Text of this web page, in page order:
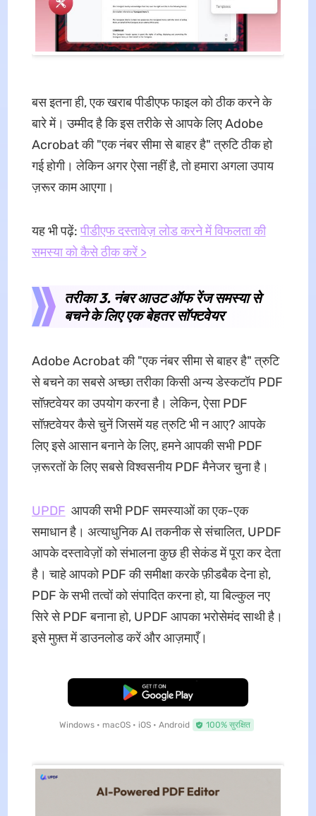
बस इतना ही, एक खराब पीडीएफ फाइल को ठीक करने के
बारे में। उम्मीद है कि इस तरीके से आपके लिए Adobe
Acrobat की "एक नंबर सीमा से बाहर है" त्रुटि ठीक हो
गई होगी। लेकिन अगर ऐसा नहीं है, तो हमारा अगला उपाय
ज़रूर काम आएगा।
यह भी पढ़ें: पीडीएफ दस्तावेज़ लोड करने में विफलता की
समस्या को कैसे ठीक करें >
तरीका 3. नंबर आउट ऑफ रेंज समस्या से
बचने के लिए एक बेहतर सॉफ्टवेयर
Adobe Acrobat की "एक नंबर सीमा से बाहर है" त्रुटि
से बचने का सबसे अच्छा तरीका किसी अन्य डेस्कटॉप PDF
सॉफ़्टवेयर का उपयोग करना है। लेकिन, ऐसा PDF
सॉफ़्टवेयर कैसे चुनें जिसमें यह त्रुटि भी न आए? आपके
लिए इसे आसान बनाने के लिए, हमने आपकी सभी PDF
ज़रूरतों के लिए सबसे विश्वसनीय PDF मैनेजर चुना है।
UPDF आपकी सभी PDF समस्याओं का एक-एक
समाधान है। अत्याधुनिक AI तकनीक से संचालित, UPDF
आपके दस्तावेज़ों को संभालना कुछ ही सेकंड में पूरा कर देता
है। चाहे आपको PDF की समीक्षा करके फ़ीडबैक देना हो,
PDF के सभी तत्वों को संपादित करना हो, या बिल्कुल नए
सिरे से PDF बनाना हो, UPDF आपका भरोसेमंद साथी है।
इसे मुफ़्त में डाउनलोड करें और आज़माएँ।
मुफ्त डाउनलोड
Windows • macOS • iOS • Android 100% सुरक्षित